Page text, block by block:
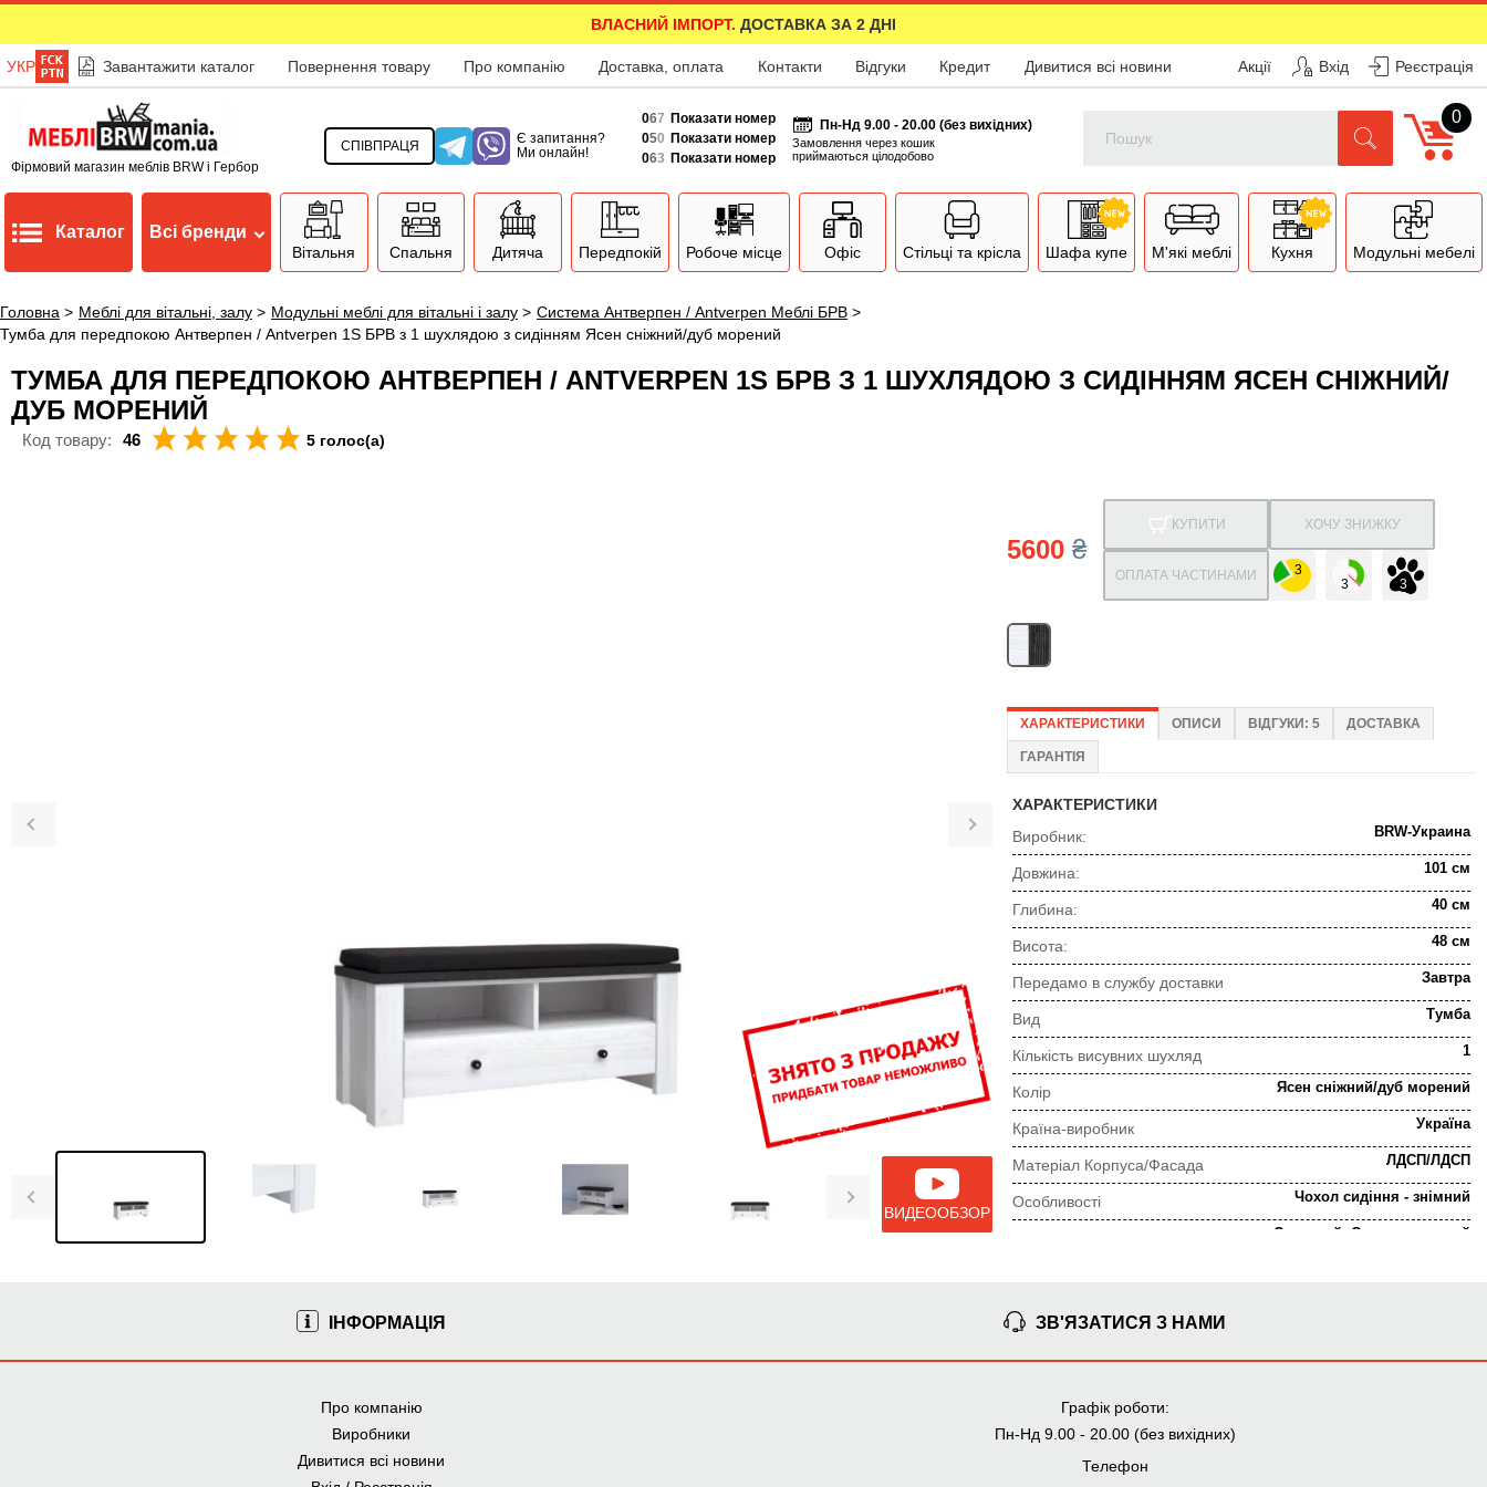
ВЛАСНИЙ ІМПОРТ. ДОСТАВКА ЗА 2 ДНІ
УКР Завантажити каталог Повернення товару Про компанію Доставка, оплата Контакти Відгуки Кредит Дивитися всі новини Акції Вхід Реєстрація
Фірмовий магазин меблів BRW і Гербор
СПІВПРАЦЯ
Є запитання?
Ми онлайн!
067 Показати номер
050 Показати номер
063 Показати номер
Пн-Нд 9.00 - 20.00 (без вихідних)
Замовлення через кошик
приймаються цілодобово
0
Каталог Всі бренди
Вітальня Спальня Дитяча Передпокій Робоче місце Офіс Стільці та крісла Шафа купе М'які меблі Кухня Модульні мебелі
Головна > Меблі для вітальні, залу > Модульні меблі для вітальні і залу > Система Антверпен / Antverpen Меблі БРВ >
Тумба для передпокою Антверпен / Antverpen 1S БРВ з 1 шухлядою з сидінням Ясен сніжний/дуб морений
ТУМБА ДЛЯ ПЕРЕДПОКОЮ АНТВЕРПЕН / ANTVERPEN 1S БРВ З 1 ШУХЛЯДОЮ З СИДІННЯМ ЯСЕН СНІЖНИЙ/
ДУБ МОРЕНИЙ
Код товару: 46 5 голос(а)
ВИДЕООБЗОР
5600₴
КУПИТИ ХОЧУ ЗНИЖКУ
ОПЛАТА ЧАСТИНАМИ
ХАРАКТЕРИСТИКИ ОПИСИ ВІДГУКИ: 5 ДОСТАВКА
ГАРАНТІЯ
ХАРАКТЕРИСТИКИ
Виробник:
BRW-Украина
Довжина: 101 см
Глибина: 40 см
Висота: 48 см
Передамо в службу доставки Завтра
Вид Тумба
Кількість висувних шухляд 1
Колір Ясен сніжний/дуб морений
Країна-виробник Україна
Матеріал Корпуса/Фасада ЛДСП/ЛДСП
Особливості Чохол сидіння - знімний
Сучасний, Скандинавський
ПОРЯДОК ВИКОНАННЯ ЗАМОВЛЕННЯ
Попередня консультація
ІНФОРМАЦІЯ
Про компанію
Виробники
Дивитися всі новини
ЗВ'ЯЗАТИСЯ З НАМИ
Графік роботи:
Пн-Нд 9.00 - 20.00 (без вихідних)
Телефон